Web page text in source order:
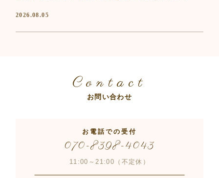
2026.08.05
Contact
お問い合わせ
お電話での受付
070-8398-4043
11:00～21:00（不定休）